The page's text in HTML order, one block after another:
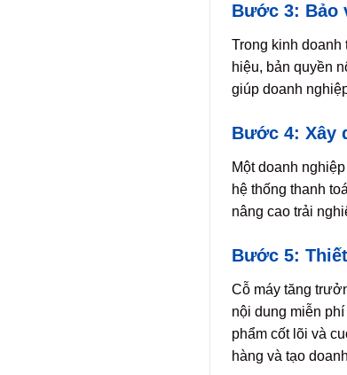
Bước 3: Bảo
Trong kinh doanh
hiệu, bản quyền
giúp doanh
Bước 4: Xây
Một doanh
hệ thống thanh
nâng cao trải
Bước 5:
Cỗ máy tăng
nội dung miễn
phẩm cốt lõi và
hàng và tạo